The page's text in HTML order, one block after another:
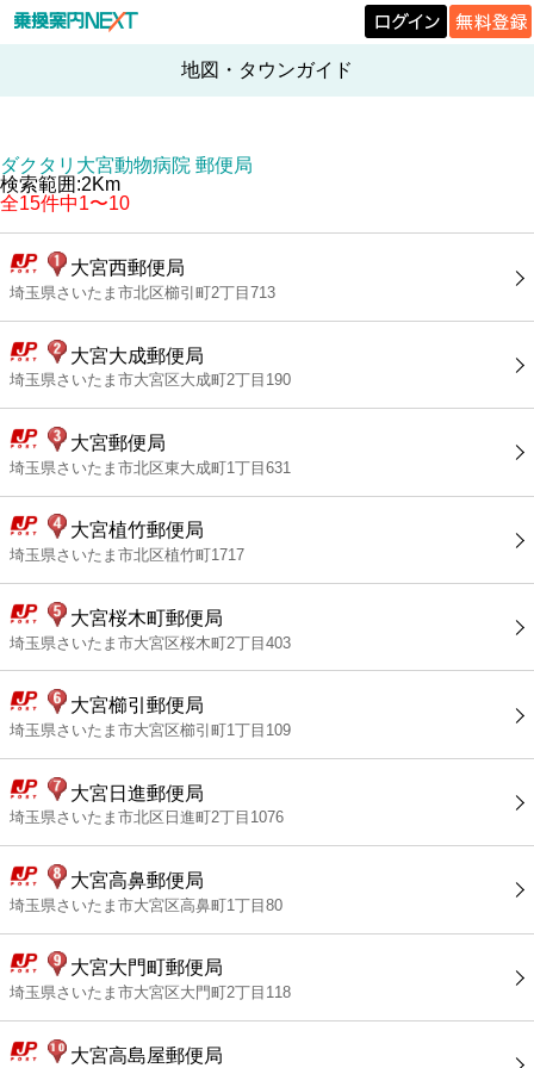
地図・タウンガイド
ダクタリ大宮動物病院 郵便局
検索範囲:2Km
全15件中1〜10
大宮西郵便局
埼玉県さいたま市北区櫛引町2丁目713
大宮大成郵便局
埼玉県さいたま市大宮区大成町2丁目190
大宮郵便局
埼玉県さいたま市北区東大成町1丁目631
大宮植竹郵便局
埼玉県さいたま市北区植竹町1717
大宮桜木町郵便局
埼玉県さいたま市大宮区桜木町2丁目403
大宮櫛引郵便局
埼玉県さいたま市大宮区櫛引町1丁目109
大宮日進郵便局
埼玉県さいたま市北区日進町2丁目1076
大宮高鼻郵便局
埼玉県さいたま市大宮区高鼻町1丁目80
大宮大門町郵便局
埼玉県さいたま市大宮区大門町2丁目118
大宮高島屋郵便局